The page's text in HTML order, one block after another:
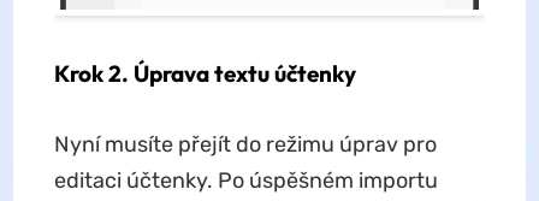
Krok 2. Úprava textu účtenky
Nyní musíte přejít do režimu úprav pro
editaci účtenky. Po úspěšném importu